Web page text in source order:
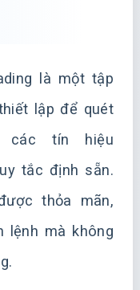
là một tập
lập để quét
các tín hiệu
tắc định sẵn.
thỏa mãn,
lệnh mà không